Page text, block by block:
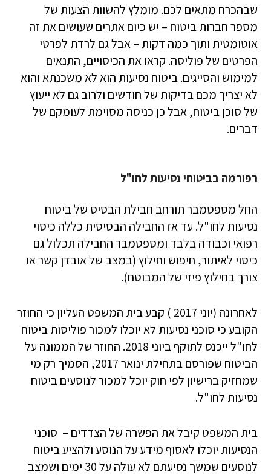
שבהכרח מתאים לכם. מומלץ להשוות הצעות של
מספר חברות ביטוח – יש כיום אתרים שעושים את זה
אוטומטית ותוך כמה דקות – אבל גם לרדת לפרטי
הפרטים של פוליסה. קראו את הכיסויים, התנאים
למימוש והסייגים. ביטוח נסיעות הוא לא משכנתא והוא
לא יצריך מכם בדיקות של חודשים ולרוב גם לא ייעוץ
של סוכן ביטוח, אבל כן כניסה מסוימת לעומקם של
דברים.
רפורמה בביטוחי נסיעות לחו"ל
החל מספטמבר תורחב חבילת הבסיס של ביטוח
נסיעות לחו"ל. עד אז החבילה הבסיסית כללה כיסוי
רפואי וכבודה בלבד ומספטמבר החבילה תכלול גם
כיסוי לאיתור, חיפוש וחילוץ (במצב של אובדן קשר או
צורך בחילוץ פיזי של המבוטח).
לאחרונה (יוני 2017 ) קבע בית המשפט העליון כי החוזר
הקובע כי סוכני נסיעות לא יוכלו למכור פוליסות ביטוח
לחו"ל ייכנס לתוקף ביוני 2018. החוזר של הממונה על
הביטוח שפורסם בתחילת ינואר 2017, הסמיך רק מי
שמחזיק ברישיון לפי חוק יוכל למכור לנוסעים ביטוח
נסיעות לחו"ל.
בית המשפט קיבל את הפשרה של הצדדים – סוכני
הנסיעות יוכלו לאסוף מידע על הנוסע ולהציע ביטוח
לנוסעים שמשך נסיעתם לא עולה על 30 ימים ושמצב